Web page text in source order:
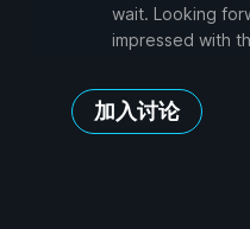
wait. Looking
impressed with
加入讨论